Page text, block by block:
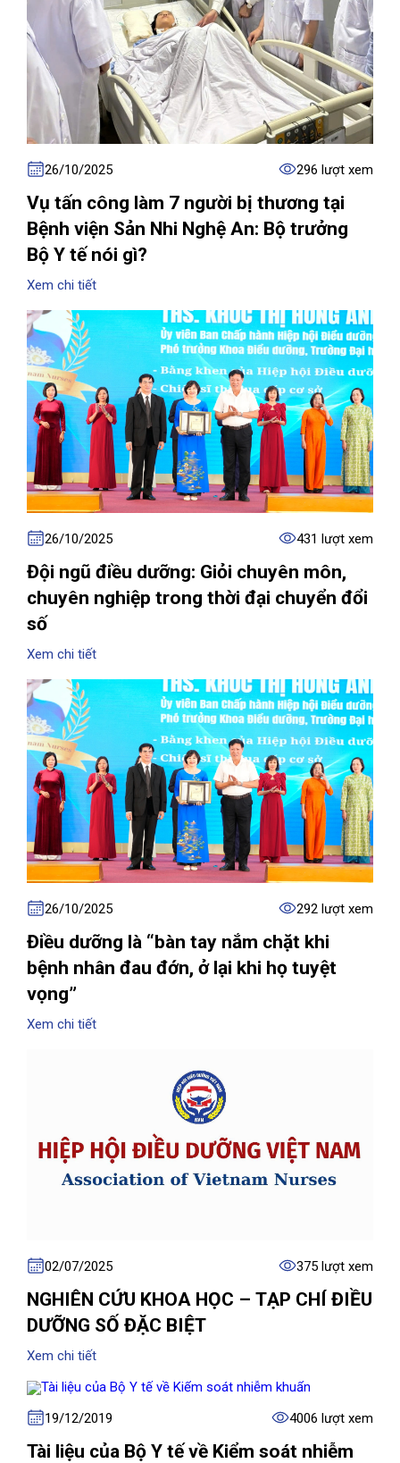
26/10/2025 296 lượt xem
Vụ tấn công làm 7 người bị thương tại
Bệnh viện Sản Nhi Nghệ An: Bộ trưởng
Bộ Y tế nói gì?
Xem chi tiết
26/10/2025 431 lượt xem
Đội ngũ điều dưỡng: Giỏi chuyên môn,
chuyên nghiệp trong thời đại chuyển đổi
số
Xem chi tiết
26/10/2025 292 lượt xem
Điều dưỡng là “bàn tay nắm chặt khi
bệnh nhân đau đớn, ở lại khi họ tuyệt
vọng”
Xem chi tiết
02/07/2025 375 lượt xem
NGHIÊN CỨU KHOA HỌC – TẠP CHÍ ĐIỀU
DƯỠNG SỐ ĐẶC BIỆT
Xem chi tiết
19/12/2019 4006 lượt xem
Tài liệu của Bộ Y tế về Kiểm soát nhiễm